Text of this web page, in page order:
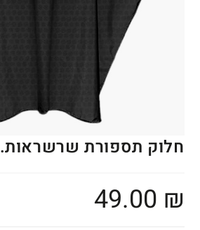
חלוק תספורת שרשראות. HOFMAN
49.00 ₪